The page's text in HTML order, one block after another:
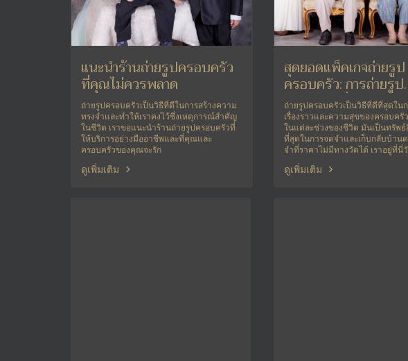
แนะนำร้านถ่ายรูปครอบครัว
ที่คุณไม่ควรพลาด
ถ่ายรูปครอบครัวเป็นวิธีที่ดีในการสร้างความ
ทรงจำและทำให้เราคงไว้ซึ่งเหตุการณ์สำคัญ
ในชีวิต เราขอแนะนำร้านถ่ายรูปครอบครัวที่
ให้บริการอย่างมืออาชีพและที่คุณและ
ครอบครัวของคุณจะรัก
ดูเพิ่มเติม
สุดยอดแพ็คเกจถ่ายรูป
ครอบครัว: การถ่ายรูป
ครอบครัวที่มีคุณภาพ
ถ่ายรูปครอบครัวเป็นวิธีที่ดีที่สุดใน
เรื่องราวและความสุขของครอบค
ในแต่ละช่วงของชีวิต มันเป็นทรัพ
ที่สุดในการจดจำและเก็บกลับบ้าน
จำที่ราคาไม่มีทางวัดได้ เราอยู่ที่นี่
คุณภาพและคุ้มค่า
ดูเพิ่มเติม